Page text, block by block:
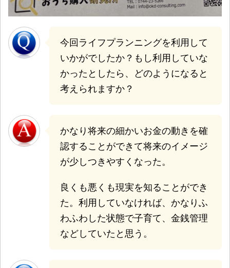
今回ライフプランニングを利用して
いかがでしたか？もし利用していな
かったとしたら、どのようになると
考えられますか？
かなり将来の細かいお金の動きを確
認することができて将来のイメージ
が少しつきやすくなった。
良くも悪くも現実を知ることができ
た。利用していなければ、かなりふ
わふわした状態で子育て、金銭管理
などしていたと思う。